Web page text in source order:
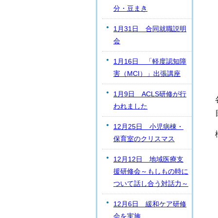
分・豆まき
1月31日 合同就職説明
会
1月16日 「軽度認知障
害（MCI）」出張講座
1月9日 ACLS研修が行
われました
12月25日 小児病棟・
保育室のクリスマス
12月12日 地域医療支
援研修会～もしもの時に
ついて話し合う対話力～
12月6日 緩和ケア研修
会を実施